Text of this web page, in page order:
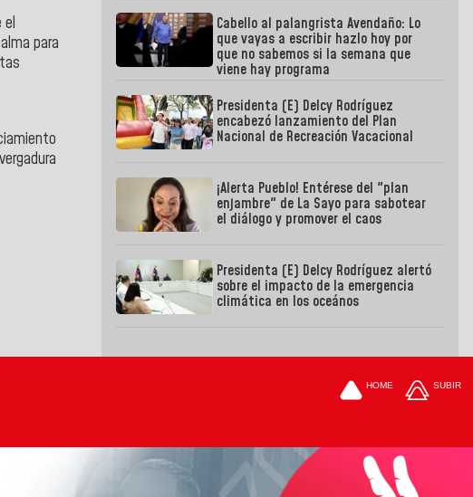
el
para
Cabello al palangrista Avendaño: Lo
que vayas a escribir hazlo hoy por
que no sabemos si la semana que
viene hay programa
Presidenta (E) Delcy Rodríguez
encabezó lanzamiento del Plan
Nacional de Recreación Vacacional
¡Alerta Pueblo! Entérese del "plan
enjambre" de La Sayo para sabotear
el diálogo y promover el caos
Presidenta (E) Delcy Rodríguez alertó
sobre el impacto de la emergencia
climática en los oceános
HOME SUBIR